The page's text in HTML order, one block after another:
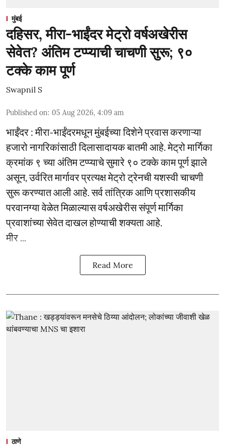
मुंबई
दहिसर, मीरा-भाईंदर मेट्रो वर्षअखेरीस
सेवेत? अंतिम टप्प्याची चाचणी सुरू; ९०
टक्के काम पूर्ण
Swapnil S
Published on: 05 Aug 2026, 4:09 am
भाईंंदर : मीरा-भाईंदरमधून मुंबईच्या दिशेने प्रवास करणाऱ्या
हजारो नागरिकांसाठी दिलासादायक बातमी आहे. मेट्रो मार्गिका
क्रमांक ९ च्या अंतिम टप्प्याचे सुमारे ९० टक्के काम पूर्ण झाले
असून, उर्वरित मार्गावर प्रत्यक्ष मेट्रो ट्रेनची यशस्वी चाचणी
सुरू करण्यात आली आहे. सर्व तांत्रिक आणि प्रशासकीय
परवानग्या वेळेत मिळाल्यास वर्षअखेरीस संपूर्ण मार्गिका
प्रवाशांच्या सेवेत दाखल होण्याची शक्यता आहे.
मीर ...
Read More
ठाणे